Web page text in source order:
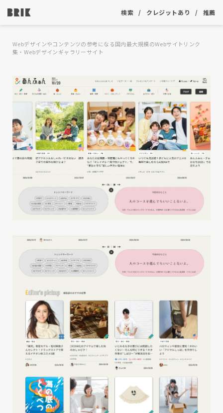
検索 クレジットあり 推薦
Webデザインやコンテンツの参考になる国内最大規模のWebサイトリンク
集・Webデザインギャラリーサイト